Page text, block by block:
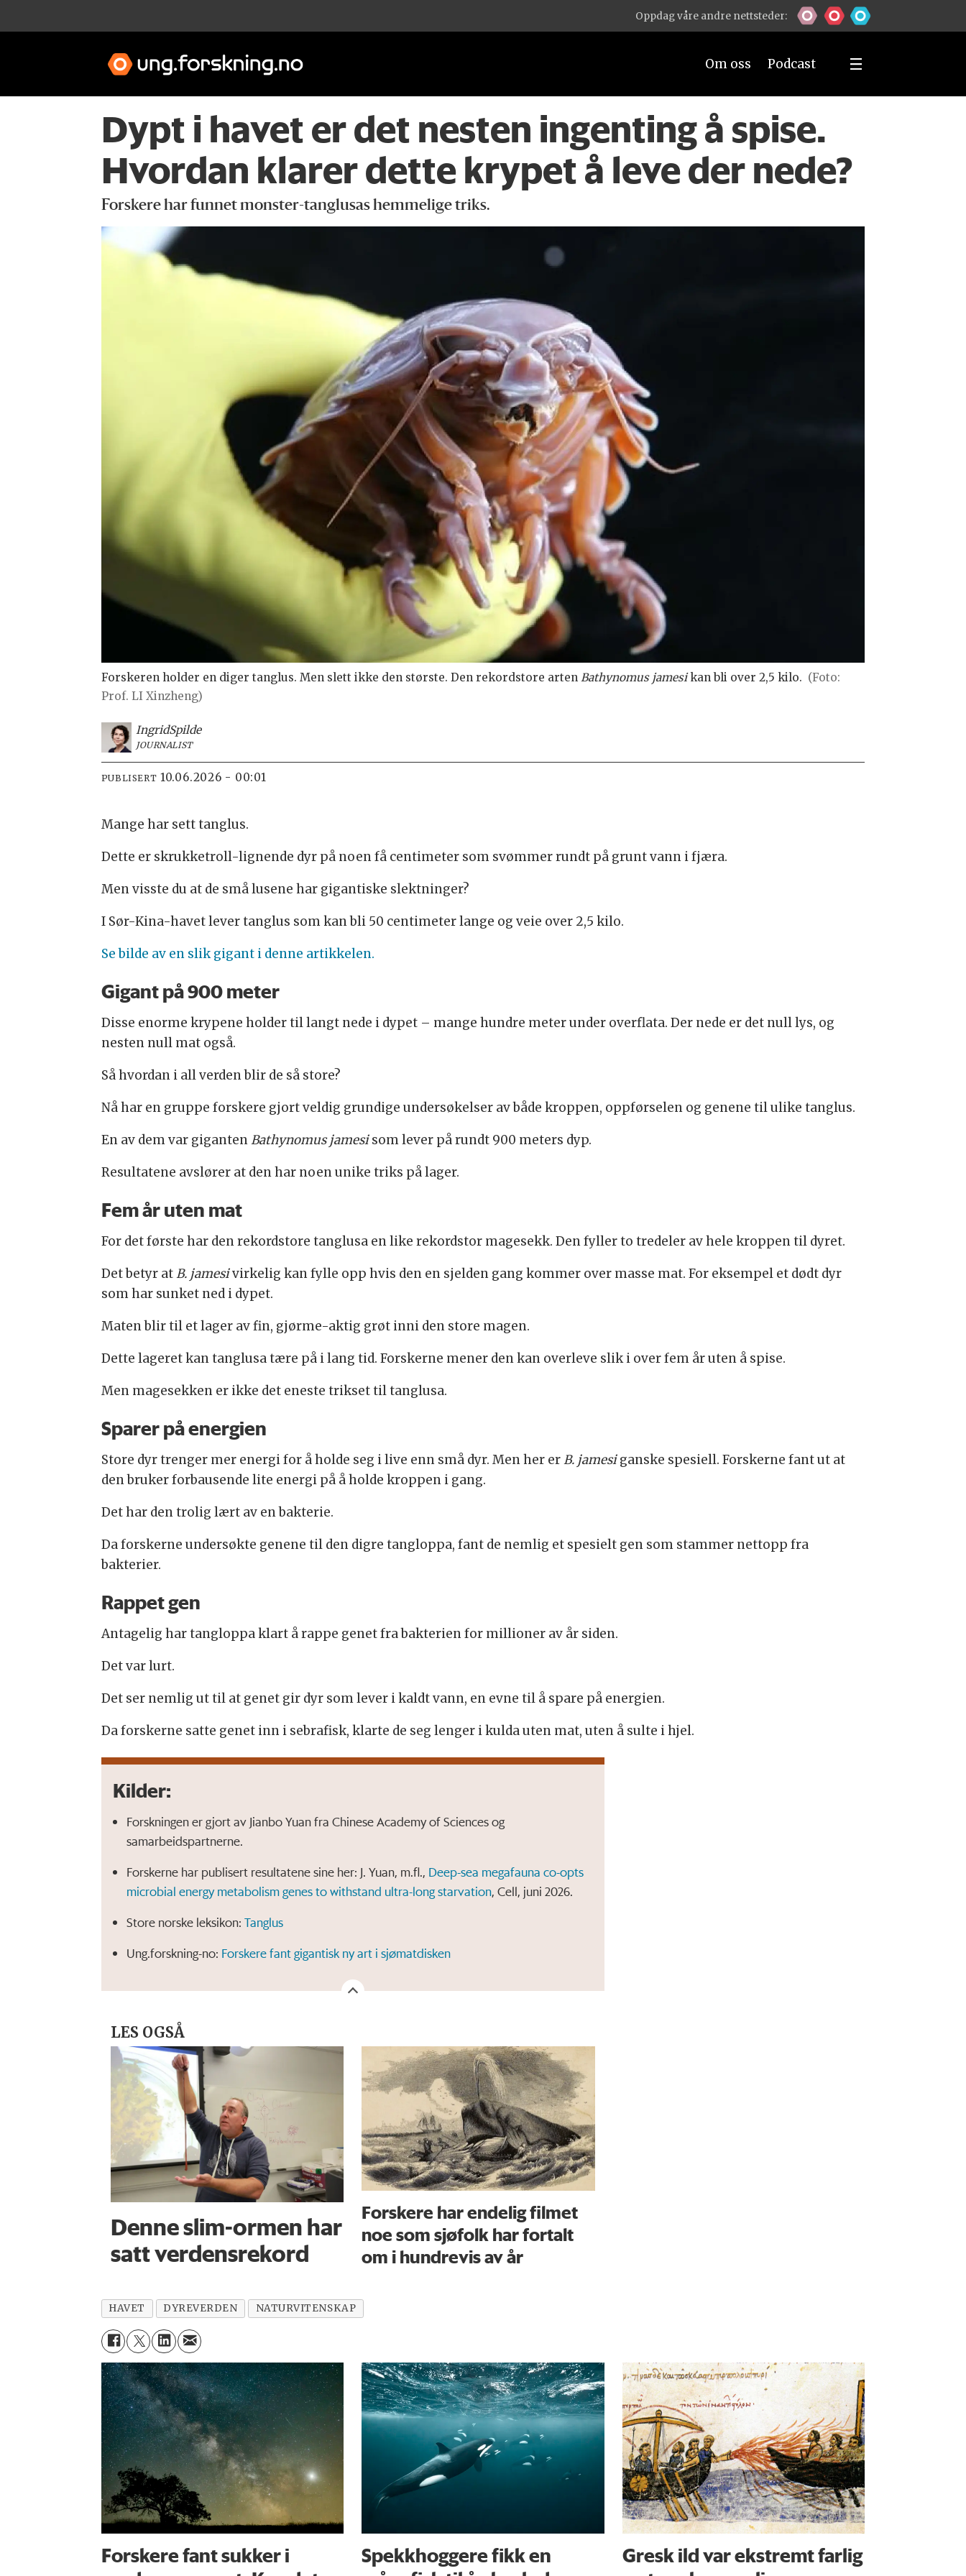
Oppdag våre andre nettsteder:
Om oss Podcast
Dypt i havet er det nesten ingenting å spise.
Hvordan klarer dette krypet å leve der nede?
Forskere har funnet monster-tanglusas hemmelige triks.
Forskeren holder en diger tanglus. Men slett ikke den største. Den rekordstore arten Bathynomus jamesikan bli over 2,5 kilo. (Foto:
Prof. LI Xinzheng)
IngridSpilde
JOURNALIST
PUBLISERT 10.06.2026 - 00:01
Mange har sett tanglus.
Dette er skrukketroll-lignende dyr på noen få centimeter som svømmer rundt på grunt vann i fjæra.
Men visste du at de små lusene har gigantiske slektninger?
I Sør-Kina-havet lever tanglus som kan bli 50 centimeter lange og veie over 2,5 kilo.
Se bilde av en slik gigant i denne artikkelen.
Gigant på 900 meter
Disse enorme krypene holder til langt nede i dypet – mange hundre meter under overflata. Der nede er det null lys, og
nesten null mat også.
Så hvordan i all verden blir de så store?
Nå har en gruppe forskere gjort veldig grundige undersøkelser av både kroppen, oppførselen og genene til ulike tanglus.
En av dem var gigantenBathynomus jamesisom lever på rundt 900 meters dyp.
Resultatene avslører at den har noen unike triks på lager.
Fem år uten mat
For det første har den rekordstore tanglusa en like rekordstor magesekk. Den fyller to tredeler av hele kroppen til dyret.
Det betyr atB. jamesivirkelig kan fylle opp hvis den en sjelden gang kommer over masse mat. For eksempel et dødt dyr
som har sunket ned i dypet.
Maten blir til et lager av fin, gjørme-aktig grøt inni den store magen.
Dette lageret kan tanglusa tære på i lang tid. Forskerne mener den kan overleve slik i over fem år uten å spise.
Men magesekken er ikke det eneste trikset til tanglusa.
Sparer på energien
Store dyr trenger mer energi for å holde seg i live enn små dyr. Men her erB. jamesiganske spesiell. Forskerne fant ut at
den bruker forbausende lite energi på å holde kroppen i gang.
Det har den trolig lært av en bakterie.
Da forskerne undersøkte genene til den digre tangloppa, fant de nemlig et spesielt gen som stammer nettopp fra
bakterier.
Rappet gen
Antagelig har tangloppa klart å rappe genet fra bakterien for millioner av år siden.
Det var lurt.
Det ser nemlig ut til at genet gir dyr som lever i kaldt vann, en evne til å spare på energien.
Da forskerne satte genet inn i sebrafisk, klarte de seg lenger i kulda uten mat, uten å sulte i hjel.
Kilder:
Forskningen er gjort av Jianbo Yuan fra Chinese Academy of Sciences og
samarbeidspartnerne.
Forskerne har publisert resultatene sine her: J. Yuan, m.fl., Deep-sea megafauna co-opts
microbial energy metabolism genes to withstand ultra-long starvation, Cell, juni 2026.
Store norske leksikon: Tanglus
Ung.forskning-no: Forskere fant gigantisk ny art i sjømatdisken
LES OGSÅ
Denne slim-ormen har
satt verdensrekord
Forskere har endelig filmet
noe som sjøfolk har fortalt
om i hundrevis av år
HAVET DYREVERDEN NATURVITENSKAP
Forskere fant sukker i
Spekkhoggere fikk en
Gresk ild var ekstremt farlig